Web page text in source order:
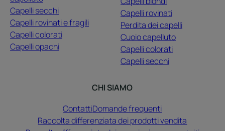
Capelli secchi
Capelli rovinati e fragili
Capelli colorati
Capelli opachi
Capelli rovinati
Perdita dei capelli
Cuoio capelluto
Capelli colorati
Capelli secchi
CHI SIAMO
ContattiDomande frequenti
Raccolta differenziata dei prodotti vendita